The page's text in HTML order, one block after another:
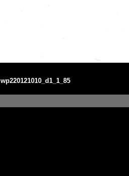
wp220121010_d1_1_85